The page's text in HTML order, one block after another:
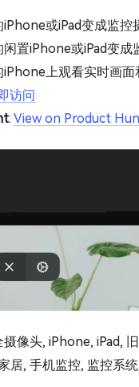
iPhone或iPad变成监控
闲置iPhone或iPad变
上观看实时画面
访问
: View on Product
摄像头, iPhone, iPad,
居, 手机监控, 监控系